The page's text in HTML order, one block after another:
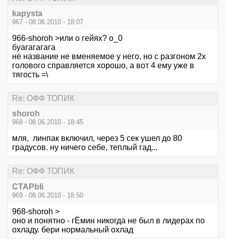
kapysta
967 - 08.06.2010 - 18:07
966-shoroh >или о гейях? o_0
буагагагага
не название не вменяемое у него, но с разгоном 2х
голового справляется хорошо, а вот 4 ему уже в
тягость =\
Re: ОФФ ТОПИК
shoroh
968 - 08.06.2010 - 18:45
мля, линпак включил, через 5 сек ушел до 80
градусов. ну ничего себе, теплый гад...
Re: ОФФ ТОПИК
CTAPbIi
969 - 08.06.2010 - 18:50
968-shoroh >
оно и понятно - гЁмин никогда не был в лидерах по
охладу. бери нормальный охлад